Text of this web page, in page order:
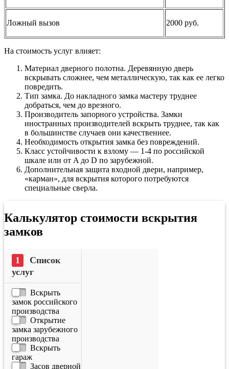
Ложный вызов 2000 руб.
На стоимость услуг влияет:
Материал дверного полотна. Деревянную дверь
вскрывать сложнее, чем металлическую, так как ее легко
повредить.
Тип замка. До накладного замка мастеру труднее
добраться, чем до врезного.
Производитель запорного устройства. Замки
иностранных производителей вскрыть труднее, так как
в большинстве случаев они качественнее.
Необходимость открытия замка без повреждений.
Класс устойчивости к взлому — 1-4 по российской
шкале или от A до D по зарубежной.
Дополнительная защита входной двери, например,
«карман», для вскрытия которого потребуются
специальные сверла.
Калькулятор стоимости вскрытия
замков
Список
услуг
Вскрыть
замок российского
производства
Открытие
замка зарубежного
производства
Вскрыть
гараж
Засов дверной